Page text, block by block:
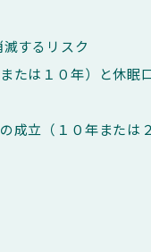
するリスク
たは１０年）と休眠
成立（１０年または